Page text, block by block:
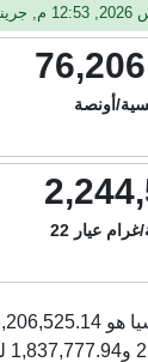
أونصة
عيار 22
هو
1,837,777.94